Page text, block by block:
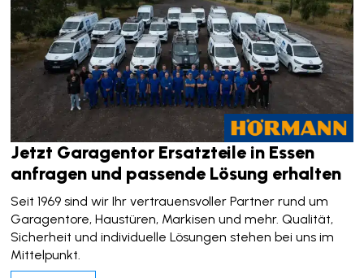
Jetzt Garagentor Ersatzteile in Essen
anfragen und passende Lösung erhalten
Seit 1969 sind wir Ihr vertrauensvoller Partner rund um
Garagentore, Haustüren, Markisen und mehr. Qualität,
Sicherheit und individuelle Lösungen stehen bei uns im
Mittelpunkt.